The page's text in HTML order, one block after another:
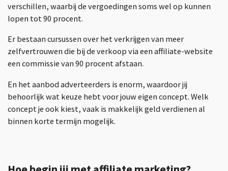
verschillen, waarbij de vergoedingen soms wel op kunnen
lopen tot 90 procent.
Er bestaan cursussen over het verkrijgen van meer
zelfvertrouwen die bij de verkoop via een affiliate-website
een commissie van 90 procent afstaan.
En het aanbod adverteerders is enorm, waardoor jij
behoorlijk wat keuze hebt voor jouw eigen concept. Welk
concept je ook kiest, vaak is makkelijk geld verdienen al
binnen korte termijn mogelijk.